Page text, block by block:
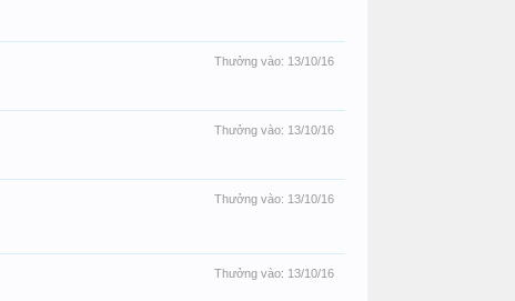
Thưởng vào: 13/10/16
Thưởng vào: 13/10/16
Thưởng vào: 13/10/16
Thưởng vào: 13/10/16